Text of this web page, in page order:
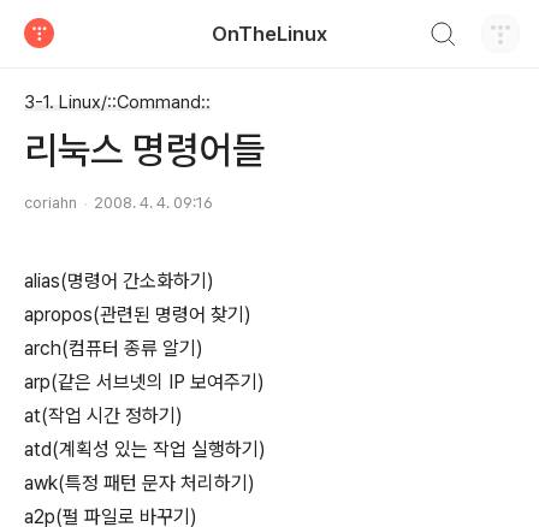
OnTheLinux
3-1. Linux/::Command::
리눅스 명령어들
coriahn 2008. 4. 4. 09:16
alias(명령어 간소화하기)
apropos(관련된 명령어 찾기)
arch(컴퓨터 종류 알기)
arp(같은 서브넷의 IP 보여주기)
at(작업 시간 정하기)
atd(계획성 있는 작업 실행하기)
awk(특정 패턴 문자 처리하기)
a2p(펄 파일로 바꾸기)